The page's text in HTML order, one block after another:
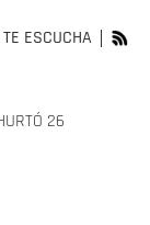
ESCUCHA
26